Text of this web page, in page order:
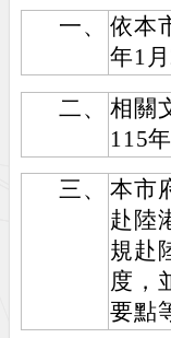
一、
依本
年1
二、
相關
115
三、
本市
赴陸
規赴
度，
要點